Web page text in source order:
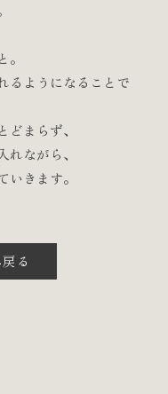
るようになることで
まらず、
ながら、
いきます。
る